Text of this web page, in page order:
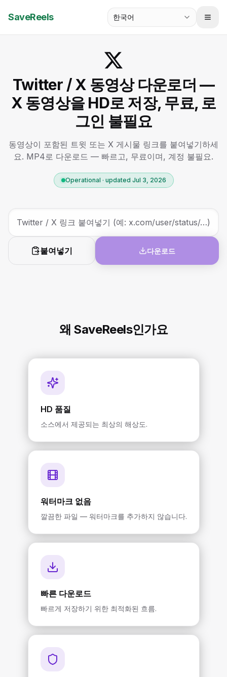
SaveReels 한국어
Twitter / X 동영상 다운로더 —
X 동영상을 HD로 저장, 무료, 로
그인 불필요
동영상이 포함된 트윗 또는 X 게시물 링크를 붙여넣기하세
요. MP4로 다운로드 — 빠르고, 무료이며, 계정 불필요.
Operational · updated Jul 3, 2026
붙여넣기 다운로드
왜 SaveReels인가요
HD 품질
소스에서 제공되는 최상의 해상도.
워터마크 없음
깔끔한 파일 — 워터마크를 추가하지 않습니다.
빠른 다운로드
빠르게 저장하기 위한 최적화된 흐름.